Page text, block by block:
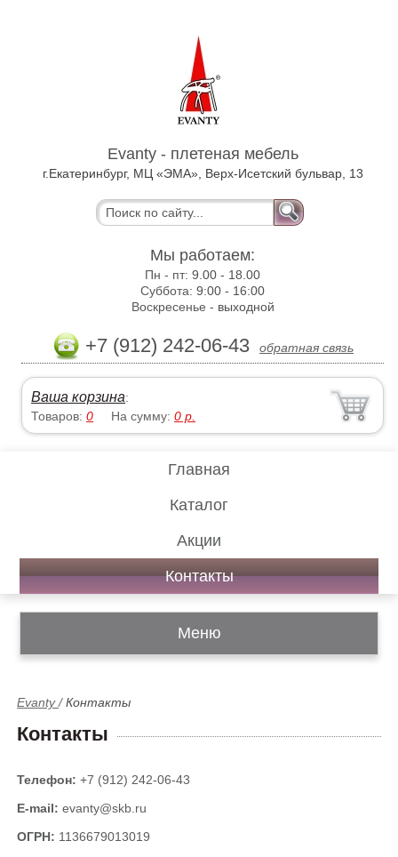
Evanty - плетеная мебель
г.Екатеринбург, МЦ «ЭМА», Верх-Исетский бульвар, 13
Мы работаем:
Пн - пт:9.00 - 18.00
Суббота:9:00 - 16:00
Воскресенье - выходной
+7 (912) 242-06-43 обратная связь
Ваша корзина:
Товаров:0 На сумму:0 р.
Главная
Каталог
Акции
Контакты
Меню
Evanty/Контакты
Контакты
Телефон: +7 (912) 242-06-43
E-mail: evanty@skb.ru
ОГРН: 1136679013019